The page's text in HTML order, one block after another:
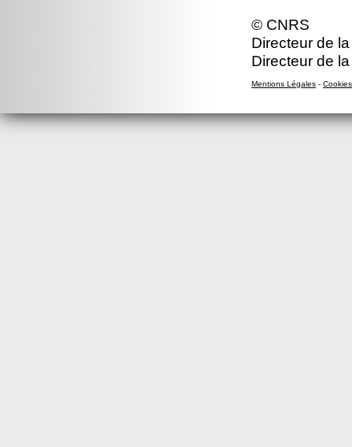
© CNRS
Directeur de
Directeur de
Mentions Légales - Cookies